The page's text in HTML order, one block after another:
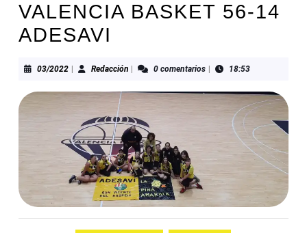
VALENCIA BASKET 56-14
ADESAVI
03/202203/2022RedacciónRedacción0 comentarios 18:53